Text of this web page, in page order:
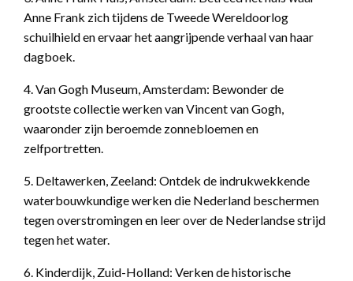
Anne Frank zich tijdens de Tweede Wereldoorlog
schuilhield en ervaar het aangrijpende verhaal van haar
dagboek.
4. Van Gogh Museum, Amsterdam: Bewonder de
grootste collectie werken van Vincent van Gogh,
waaronder zijn beroemde zonnebloemen en
zelfportretten.
5. Deltawerken, Zeeland: Ontdek de indrukwekkende
waterbouwkundige werken die Nederland beschermen
tegen overstromingen en leer over de Nederlandse strijd
tegen het water.
6. Kinderdijk, Zuid-Holland: Verken de historische